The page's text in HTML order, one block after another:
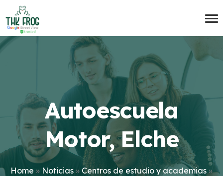
Autoescuela
Motor, Elche
Home » Noticias » Centros de estudio y academias»